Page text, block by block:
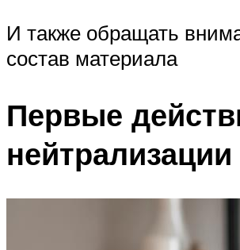
И также обращать
состав материала
Первые